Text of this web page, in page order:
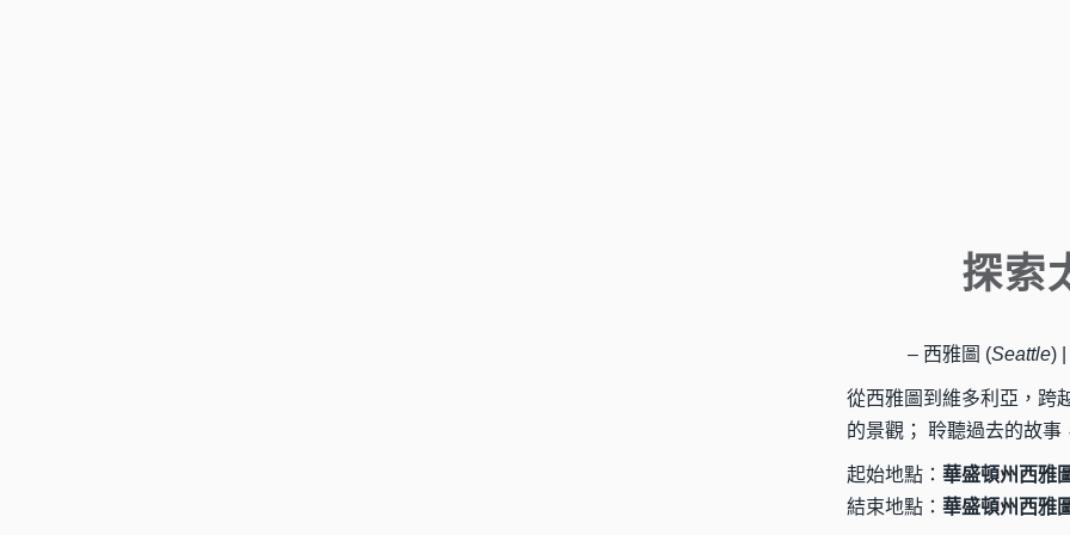
探索
– 西雅圖 (Seattle) |
從西雅圖到維多利亞，跨
的景觀； 聆聽過去的故
起始地點： 華盛頓州西雅
結束地點： 華盛頓州西雅